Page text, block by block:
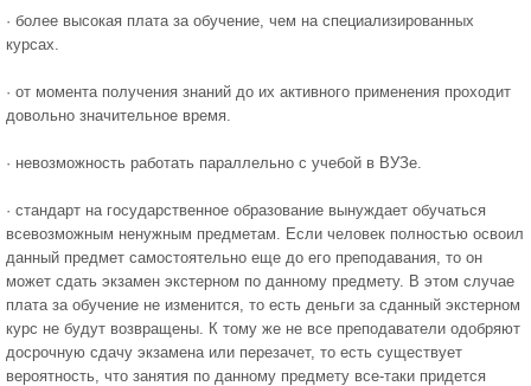
· более высокая плата за обучение, чем на специализированных
курсах.
· от момента получения знаний до их активного применения проходит
довольно значительное время.
· невозможность работать параллельно с учебой в ВУЗе.
· стандарт на государственное образование вынуждает обучаться
всевозможным ненужным предметам. Если человек полностью освоил
данный предмет самостоятельно еще до его преподавания, то он
может сдать экзамен экстерном по данному предмету. В этом случае
плата за обучение не изменится, то есть деньги за сданный экстерном
курс не будут возвращены. К тому же не все преподаватели одобряют
досрочную сдачу экзамена или перезачет, то есть существует
вероятность, что занятия по данному предмету все-таки придется